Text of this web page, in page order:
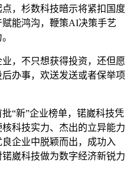
，杉数科技暗示将紧扣国度
能鸿沟，鞭策AI决策手艺
，不只想获得投资，还但愿
办事，欢送发送或者保举项
新”企业榜单，锘崴科技凭
科技实力、杰出的立异能力
企业中脱颖而出，成功入
崴科技做为数字经济新锐力